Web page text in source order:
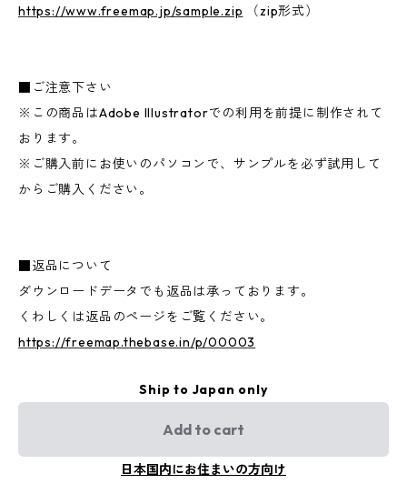
https://www.freemap.jp/sample.zip （zip形式）
■ご注意下さい
※この商品はAdobe Illustratorでの利用を前提に制作されて
おります。
※ご購入前にお使いのパソコンで、サンプルを必ず試用して
からご購入ください。
■返品について
ダウンロードデータでも返品は承っております。
くわしくは返品のページをご覧ください。
https://freemap.thebase.in/p/00003
Ship to Japan only
Add to cart
日本国内にお住まいの方向け